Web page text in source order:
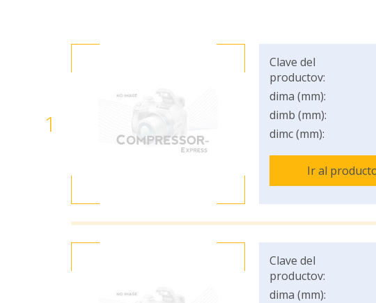
1
Clave del
productov:
dima (mm):
dimb (mm):
dimc (mm):
Ir al
Clave del
productov:
dima (mm):